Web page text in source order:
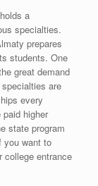
a
specialties.
prepares
students. One
great demand
are
every
higher
state program
you want to
college entrance